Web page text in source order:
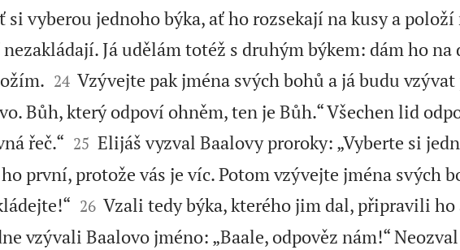
si vyberou jednoho býka, ať ho rozsekají na kusy a
Já udělám totéž s druhým býkem: dám ho na

24 Vzývejte pak jména svých bohů a já budu
Bůh, který odpoví ohněm, ten je Bůh.“ Všechen lid
řeč.“
25 Elijáš vyzval Baalovy proroky: „Vyberte si
první, protože vás je víc. Potom vzývejte jména svých

26 Vzali tedy býka, kterého jim dal, připravili ho
vzývali Baalovo jméno: „Baale, odpověz nám!“